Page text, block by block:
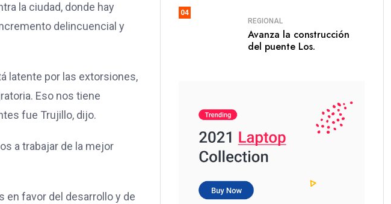
la ciudad, donde hay
delincuencial y
latente por las extorsiones,
Eso nos tiene
fue Trujillo, dijo.
a trabajar de la mejor
en favor del desarrollo y de
04
REGIONAL
Avanza la construcción
del puente Los.